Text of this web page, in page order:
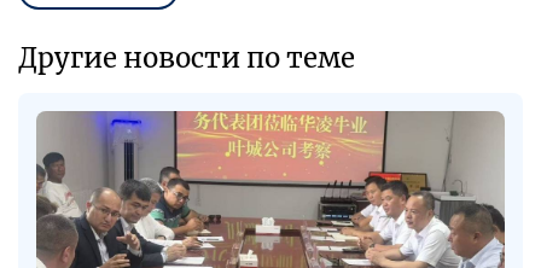
Другие новости по теме